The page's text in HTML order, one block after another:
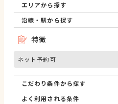
エリアから探す
沿線・駅から探す
特徴
ネット予約可
こだわり条件から探す
よく利用される条件